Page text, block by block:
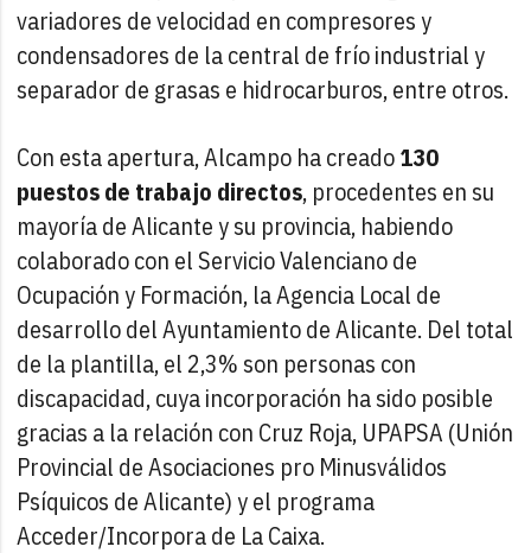
variadores de velocidad en compresores y
condensadores de la central de frío industrial y
separador de grasas e hidrocarburos, entre otros.
Con esta apertura, Alcampo ha creado130
puestos de trabajo directos, procedentes en su
mayoría de Alicante y su provincia, habiendo
colaborado con el Servicio Valenciano de
Ocupación y Formación, la Agencia Local de
desarrollo del Ayuntamiento de Alicante. Del total
de la plantilla, el 2,3% son personas con
discapacidad, cuya incorporación ha sido posible
gracias a la relación con Cruz Roja, UPAPSA (Unión
Provincial de Asociaciones pro Minusválidos
Psíquicos de Alicante) y el programa
Acceder/Incorpora de La Caixa.